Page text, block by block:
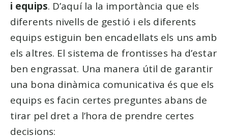
i equips. D’aquí la la importància que els
diferents nivells de gestió i els diferents
equips estiguin ben encadellats els uns amb
els altres. El sistema de frontisses ha d’estar
ben engrassat. Una manera útil de garantir
una bona dinàmica comunicativa és que els
equips es facin certes preguntes abans de
tirar pel dret a l’hora de prendre certes
decisions: